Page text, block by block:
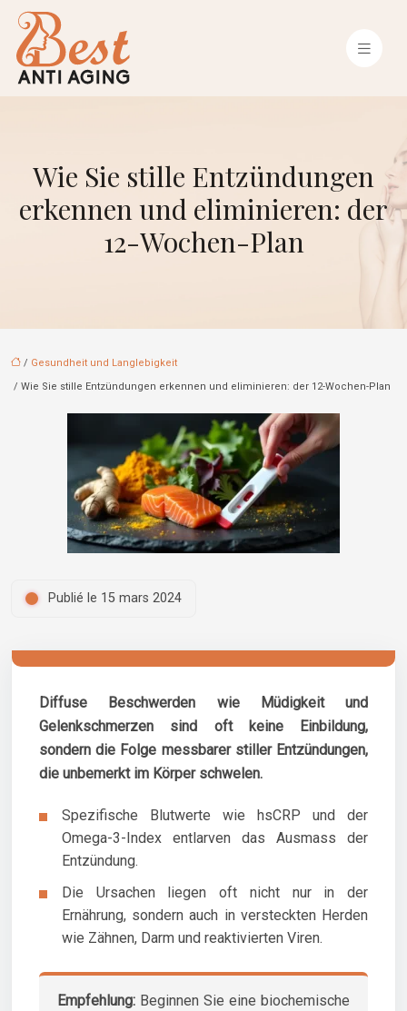
Wie Sie stille Entzündungen
erkennen und eliminieren: der
12-Wochen-Plan
/ Gesundheit und Langlebigkeit
/ Wie Sie stille Entzündungen erkennen und eliminieren: der 12-Wochen-Plan
Publié le 15 mars 2024
Diffuse Beschwerden wie Müdigkeit und
Gelenkschmerzen sind oft keine Einbildung,
sondern die Folge messbarer stiller Entzündungen,
die unbemerkt im Körper schwelen.
Spezifische Blutwerte wie hsCRP und der
Omega-3-Index entlarven das Ausmass der
Entzündung.
Die Ursachen liegen oft nicht nur in der
Ernährung, sondern auch in versteckten Herden
wie Zähnen, Darm und reaktivierten Viren.
Empfehlung: Beginnen Sie eine biochemische